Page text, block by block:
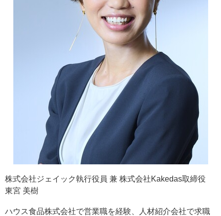
株式会社ジェイック執行役員 兼 株式会社Kakedas取締役
東宮 美樹
ハウス食品株式会社で営業職を経験、人材紹介会社で求職